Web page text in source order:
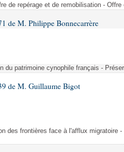
de repérage et de remobilisation -
de M. Philippe Bonnecarrère
du patrimoine cynophile français -
de M. Guillaume Bigot
des frontières face à l'afflux migratoire